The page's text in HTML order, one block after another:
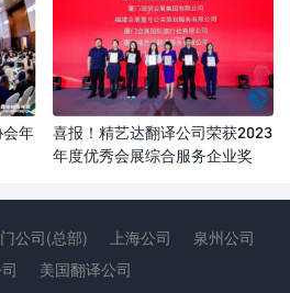
年
喜报！精艺达翻译公司荣获2023
年度优秀会展综合服务企业奖
公司(总部) 上海公司
泉州公司
美国翻译公司